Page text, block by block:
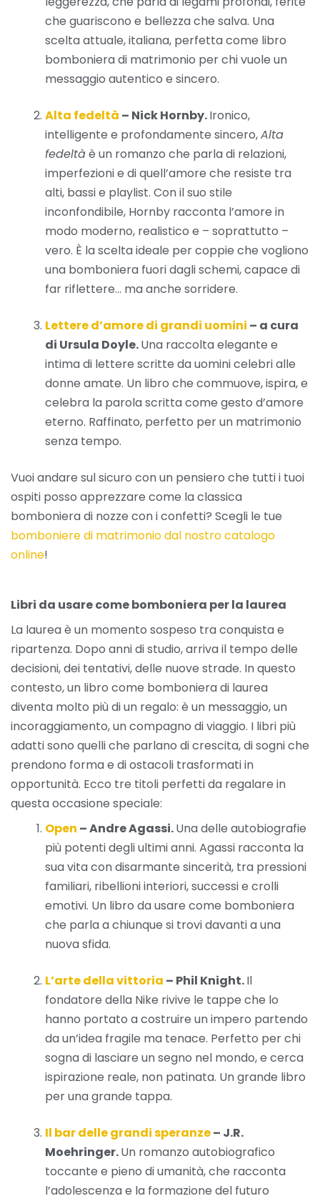
che guariscono e bellezza che salva. Una
scelta attuale, italiana, perfetta come libro
bomboniera di matrimonio per chi vuole un
messaggio autentico e sincero.
Alta fedeltà – Nick Hornby.Ironico,
intelligente e profondamente sincero,Alta
fedeltàè un romanzo che parla di relazioni,
imperfezioni e di quell’amore che resiste tra
alti, bassi e playlist. Con il suo stile
inconfondibile, Hornby racconta l’amore in
modo moderno, realistico e – soprattutto –
vero. È la scelta ideale per coppie che vogliono
una bomboniera fuori dagli schemi, capace di
far riflettere… ma anche sorridere.
Lettere d’amore di grandi uomini – a cura
di Ursula Doyle.Una raccolta elegante e
intima di lettere scritte da uomini celebri alle
donne amate. Un libro che commuove, ispira, e
celebra la parola scritta come gesto d’amore
eterno. Raffinato, perfetto per un matrimonio
senza tempo.
Vuoi andare sul sicuro con un pensiero che tutti i tuoi
ospiti posso apprezzare come la classica
bomboniera di nozze con i confetti? Scegli le tue
bomboniere di matrimonio dal nostro catalogo
online!
Libri da usare come bomboniera per la laurea
La laurea è un momento sospeso tra conquista e
ripartenza. Dopo anni di studio, arriva il tempo delle
decisioni, dei tentativi, delle nuove strade. In questo
contesto, un libro come bomboniera di laurea
diventa molto più di un regalo: è un messaggio, un
incoraggiamento, un compagno di viaggio. I libri più
adatti sono quelli che parlano di crescita, di sogni che
prendono forma e di ostacoli trasformati in
opportunità. Ecco tre titoli perfetti da regalare in
questa occasione speciale:
Open – Andre Agassi.Una delle autobiografie
più potenti degli ultimi anni. Agassi racconta la
sua vita con disarmante sincerità, tra pressioni
familiari, ribellioni interiori, successi e crolli
emotivi. Un libro da usare come bomboniera
che parla a chiunque si trovi davanti a una
nuova sfida.
L’arte della vittoria – Phil Knight.Il
fondatore della Nike rivive le tappe che lo
hanno portato a costruire un impero partendo
da un’idea fragile ma tenace. Perfetto per chi
sogna di lasciare un segno nel mondo, e cerca
ispirazione reale, non patinata. Un grande libro
per una grande tappa.
Il bar delle grandi speranze– J.R.
Moehringer.Un romanzo autobiografico
toccante e pieno di umanità, che racconta
l’adolescenza e la formazione del futuro